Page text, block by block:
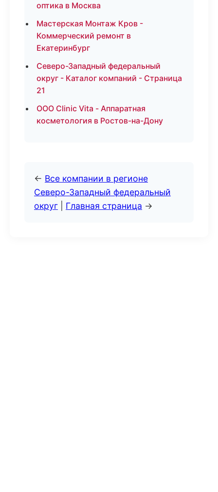
оптика в Москва
Мастерская Монтаж Кров -
Коммерческий ремонт в
Екатеринбург
Северо-Западный федеральный
округ - Каталог компаний - Страница
21
ООО Clinic Vita - Аппаратная
косметология в Ростов-на-Дону
← Все компании в регионе
Северо-Западный федеральный
округ
Главная страница →